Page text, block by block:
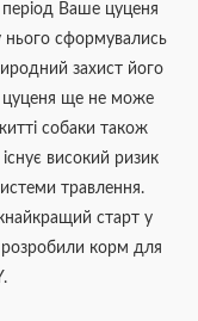
Ваше цуценя
нього сформувались
захист його
цуценя ще не може
собаки також
високий ризик
травлення.
старт у
розробили корм для